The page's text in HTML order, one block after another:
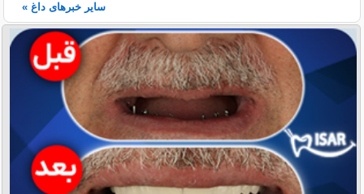
سایر خبرهای داغ »